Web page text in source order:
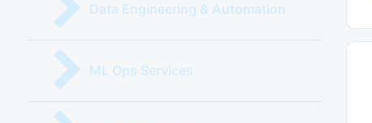
Data Engineering & Automation
ML Ops Services